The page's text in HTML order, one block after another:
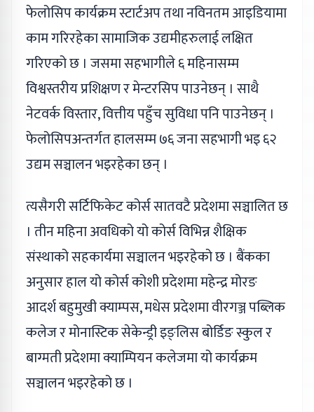
फेलोसिप कार्यक्रम स्टार्टअप तथा नविनतम आइडियामा
काम गरिरहेका सामाजिक उद्यमीहरुलाई लक्षित
गरिएको छ । जसमा सहभागीले ६ महिनासम्म
विश्वस्तरीय प्रशिक्षण र मेन्टरसिप पाउनेछन् । साथै
नेटवर्क विस्तार, वित्तीय पहुँच सुविधा पनि पाउनेछन् ।
फेलोसिपअन्तर्गत हालसम्म ७६ जना सहभागी भइ ६२
उद्यम सञ्चालन भइरहेका छन् ।
त्यसैगरी सर्टिफिकेट कोर्स सातवटै प्रदेशमा सञ्चालित छ
। तीन महिना अवधिको यो कोर्स विभिन्न शैक्षिक
संस्थाको सहकार्यमा सञ्चालन भइरहेको छ । बैंकका
अनुसार हाल यो कोर्स कोशी प्रदेशमा महेन्द्र मोरङ
आदर्श बहुमुखी क्याम्पस, मधेस प्रदेशमा वीरगञ्ज पब्लिक
कलेज र मोनास्टिक सेकेन्ड्री इङ्लिस बोर्डिङ स्कुल र
बाग्मती प्रदेशमा क्याम्पियन कलेजमा यो कार्यक्रम
सञ्चालन भइरहेको छ ।